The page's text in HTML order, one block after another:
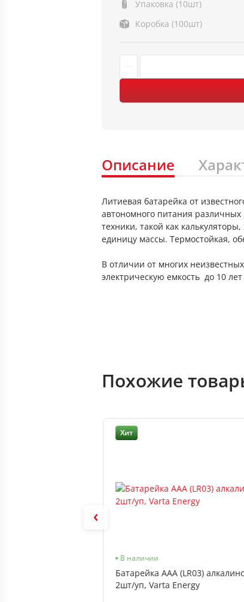
Упаковка (10шт)
Коробка (100шт)
Описание
Литиевая батарейка от
автономного питания
техники, такой как
единицу массы. Термостойкая,
В отличии от многих
электрическую емкость до 10
Похожие
Хит
В наличии
Батарейка ААА (LR03)
2шт/уп, Varta Energy